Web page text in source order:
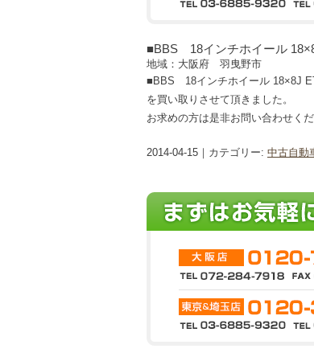
■BBS 18インチホイール
地域：大阪府 羽曳野市
■BBS 18インチホイール 18×8J
を買い取りさせて頂きました。
お求めの方は是非お問い合わせくだ
2014-04-15｜カテゴリー: 中古自動